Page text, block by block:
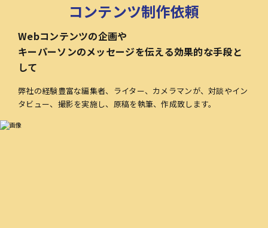
コンテンツ制作依頼
Webコンテンツの企画や
キーパーソンのメッセージを伝える効果的な手段と
して
弊社の経験豊富な編集者、ライター、カメラマンが、対談やイン
タビュー、撮影を実施し、原稿を執筆、作成致します。